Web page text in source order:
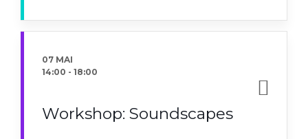
07 MAI
14:00 - 18:00
Workshop: Soundscapes